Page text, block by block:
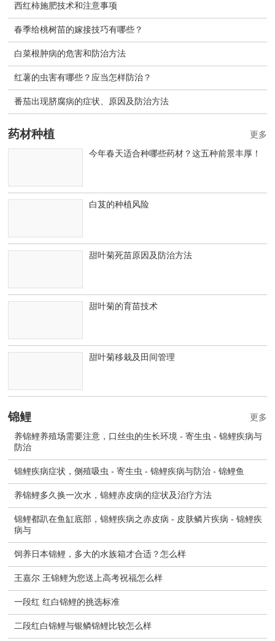
西红柿施肥技术和注意事项
春季给桃树苗的嫁接技巧有哪些？
白菜根肿病的危害和防治方法
红薯的虫害有哪些？应当怎样防治？
番茄出现脐腐病的症状、原因及防治方法
药材种植
今年春天适合种哪些药材？这五种前景丰厚！
白芨的种植风险
甜叶菊死苗原因及防治方法
甜叶菊的育苗技术
甜叶菊移栽及田间管理
更多
锦鲤
养锦鲤养殖场需要注意，口丝虫的生长环境 - 寄生虫 - 锦鲤疾病与
防治
锦鲤疾病症状，侧殖吸虫 - 寄生虫 - 锦鲤疾病与防治 - 锦鲤鱼
养锦鲤多久换一次水，锦鲤赤皮病的症状及治疗方法
锦鲤都趴在鱼缸底部，锦鲤疾病之赤皮病 - 皮肤鳞片疾病 - 锦鲤疾
病与
饲养日本锦鲤，多大的水族箱才合适？怎么样
王嘉尔 王锦鲤为您送上高考祝福怎么样
一段红 红白锦鲤的挑选标准
二段红白锦鲤与银鳞锦鲤比较怎么样
更多